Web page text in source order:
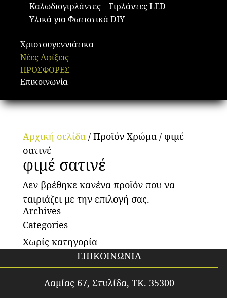
Καλωδιογιρλάντες – Γιρλάντες LED
Υλικά για Φωτιστικά DIY
Χριστουγεννιάτικα
Νέες Αφίξεις
ΠΡΟΣΦΟΡΕΣ
Επικοινωνία
Αρχική σελίδα/ Προϊόν Χρώμα / φιμέ
σατινέ
φιμέ σατινέ
Δεν βρέθηκε κανένα προϊόν που να
ταιριάζει με την επιλογή σας.
Archives
Categories
Χωρίς κατηγορία
ΕΠΙΚΟΙΝΩΝΙΑ
Λαμίας 67, Στυλίδα, TK. 35300